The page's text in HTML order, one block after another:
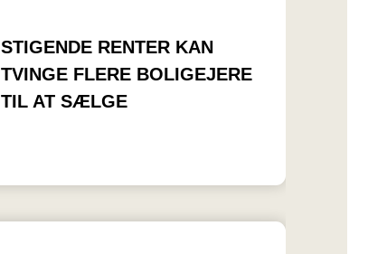
STIGENDE RENTER KAN
TVINGE FLERE BOLIGEJERE
TIL AT SÆLGE